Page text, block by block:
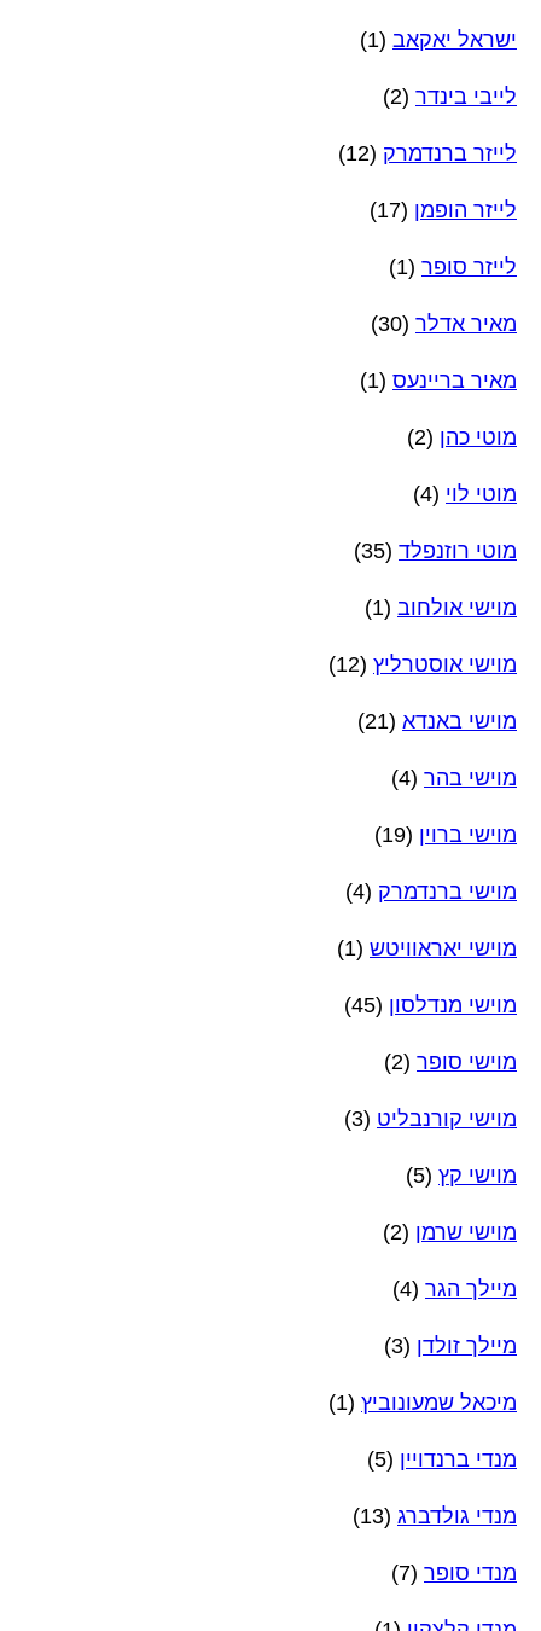
ישראל יאקאב (1)
לייבי בינדר (2)
לייזר ברנדמרק (12)
לייזר הופמן (17)
לייזר סופר (1)
מאיר אדלר (30)
מאיר בריינעס (1)
מוטי כהן (2)
מוטי לוי (4)
מוטי רוזנפלד (35)
מוישי אולחוב (1)
מוישי אוסטרליץ (12)
מוישי באנדא (21)
מוישי בהר (4)
מוישי ברוין (19)
מוישי ברנדמרק (4)
מוישי יאראוויטש (1)
מוישי מנדלסון (45)
מוישי סופר (2)
מוישי קורנבליט (3)
מוישי קץ (5)
מוישי שרמן (2)
מיילך הגר (4)
מיילך זולדן (3)
מיכאל שמעונוביץ (1)
מנדי ברנדויין (5)
מנדי גולדברג (13)
מנדי סופר (7)